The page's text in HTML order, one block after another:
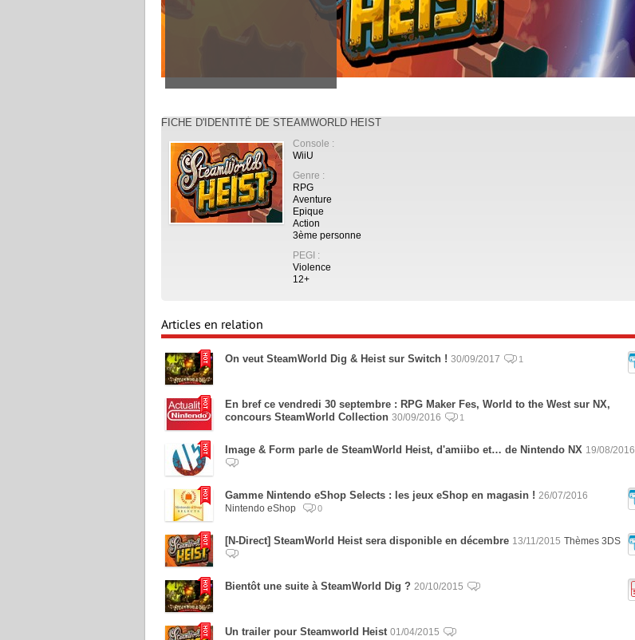
FICHE D'IDENTITÉ DE STEAMWORLD HEIST
Console :
WiiU
Genre :
RPG
Aventure
Epique
Action
3ème personne
PEGI :
Violence
12+
Articles en relation
On veut SteamWorld Dig & Heist sur Switch ! 30/09/2017 1
En bref ce vendredi 30 septembre : RPG Maker Fes, World to the West sur NX,
concours SteamWorld Collection 30/09/2016 1
Image & Form parle de SteamWorld Heist, d'amiibo et… de Nintendo NX 19/08/2016
Gamme Nintendo eShop Selects : les jeux eShop en magasin ! 26/07/2016
Nintendo eShop
0
[N-Direct] SteamWorld Heist sera disponible en décembre 13/11/2015 Thèmes 3DS
Bientôt une suite à SteamWorld Dig ? 20/10/2015
Un trailer pour Steamworld Heist 01/04/2015